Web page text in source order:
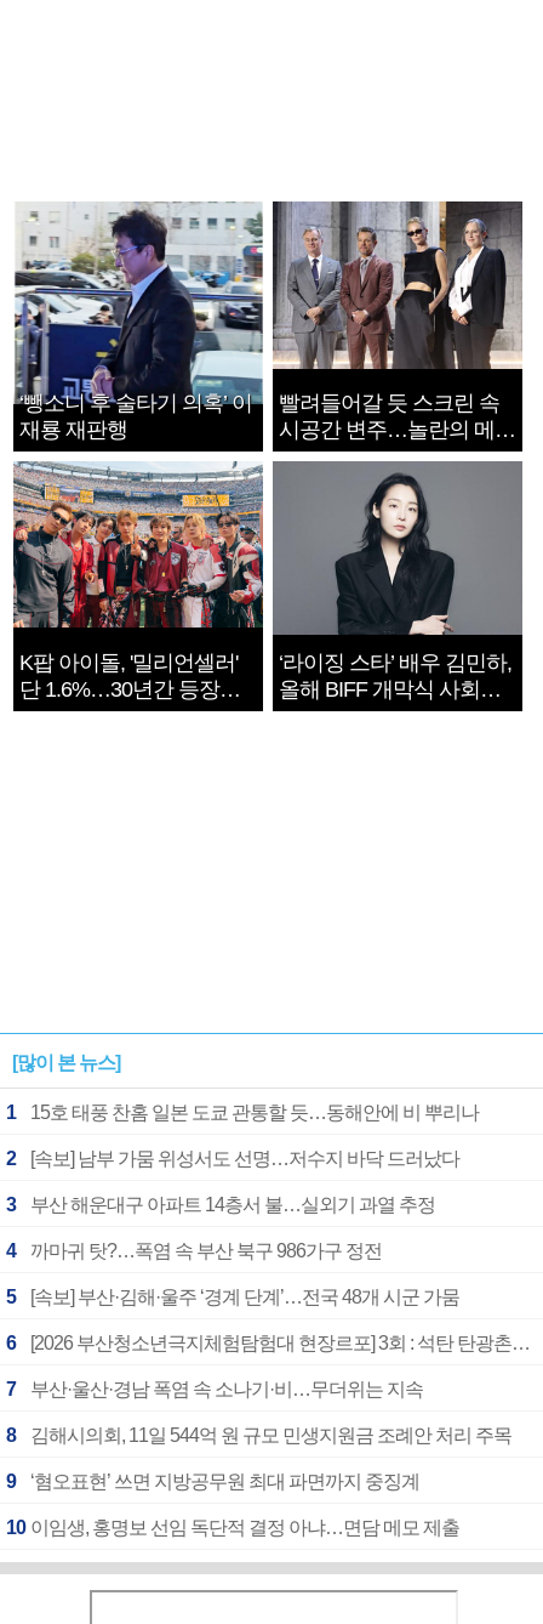
‘뺑소니 후 술타기 의혹’ 이
재룡 재판행
빨려들어갈 듯 스크린 속
시공간 변주…놀란의 메시
지는 ‘전쟁 속죄’
K팝 아이돌, '밀리언셀러'
단 1.6%…30년간 등장
1182개팀 전수조사
‘라이징 스타’ 배우 김민하,
올해 BIFF 개막식 사회자
확정
[많이 본 뉴스]
1 15호 태풍 찬홈 일본 도쿄 관통할 듯…동해안에 비 뿌리나
2 [속보] 남부 가뭄 위성서도 선명…저수지 바닥 드러났다
3 부산 해운대구 아파트 14층서 불…실외기 과열 추정
4 까마귀 탓?…폭염 속 부산 북구 986가구 정전
5 [속보] 부산·김해·울주 ‘경계 단계’…전국 48개 시군 가뭄
6 [2026 부산청소년극지체험탐험대 현장르포] 3회 : 석탄 탄광촌에서 북극 연구의 중심지로
7 부산·울산·경남 폭염 속 소나기·비…무더위는 지속
8 김해시의회, 11일 544억 원 규모 민생지원금 조례안 처리 주목
9 ‘혐오표현’ 쓰면 지방공무원 최대 파면까지 중징계
10 이임생, 홍명보 선임 독단적 결정 아냐…면담 메모 제출